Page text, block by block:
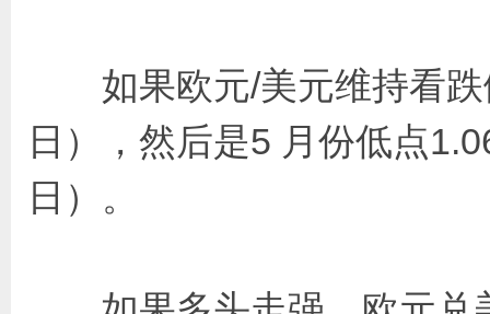
如果欧元/美元维持看跌
日），然后是5 月份低点
日）。